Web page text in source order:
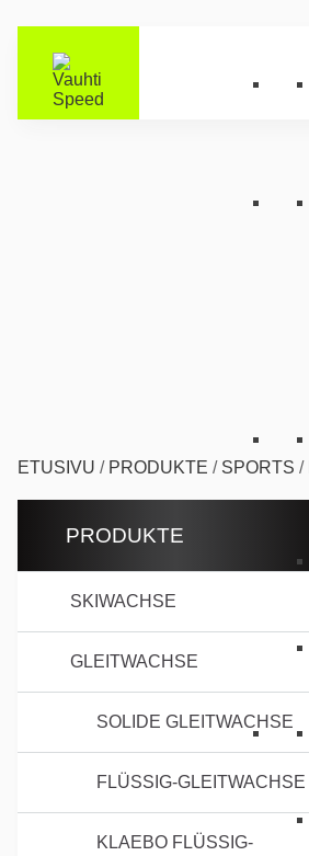
ETUSIVU / PRODUKTE / SPORTS /
PRODUKTE
SKIWACHSE
GLEITWACHSE
SOLIDE GLEITWACHSE
FLÜSSIG-GLEITWACHSE
KLAEBO FLÜSSIG-